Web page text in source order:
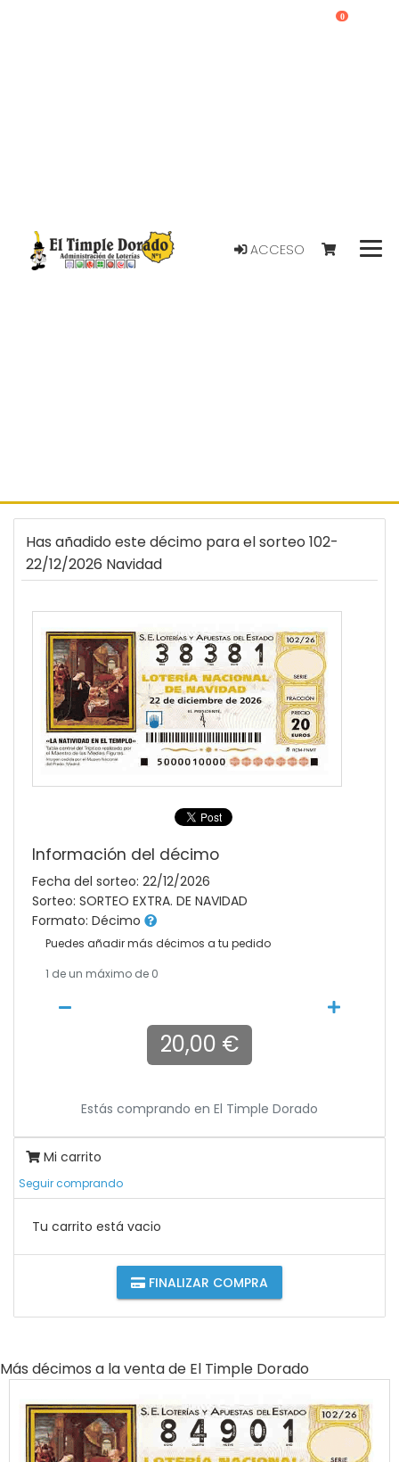
ACCESO
0
Has añadido este décimo para el sorteo 102-
22/12/2026 Navidad
Información del décimo
Fecha del sorteo: 22/12/2026
Sorteo: SORTEO EXTRA. DE NAVIDAD
Formato: Décimo
Puedes añadir más décimos a tu pedido
1 de un máximo de 0
20,00 €
Estás comprando en El Timple Dorado
Mi carrito
Seguir comprando
Tu carrito está vacio
FINALIZAR COMPRA
Más décimos a la venta de El Timple Dorado